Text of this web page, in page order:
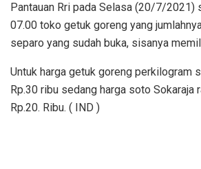
Pantauan Rri pada Selasa (20/7/2021)
07.00 toko getuk goreng yang
separo yang sudah buka, sisanya
Untuk harga getuk goreng perkilogram
Rp.30 ribu sedang harga soto Sokaraja
Rp.20. Ribu. ( IND )